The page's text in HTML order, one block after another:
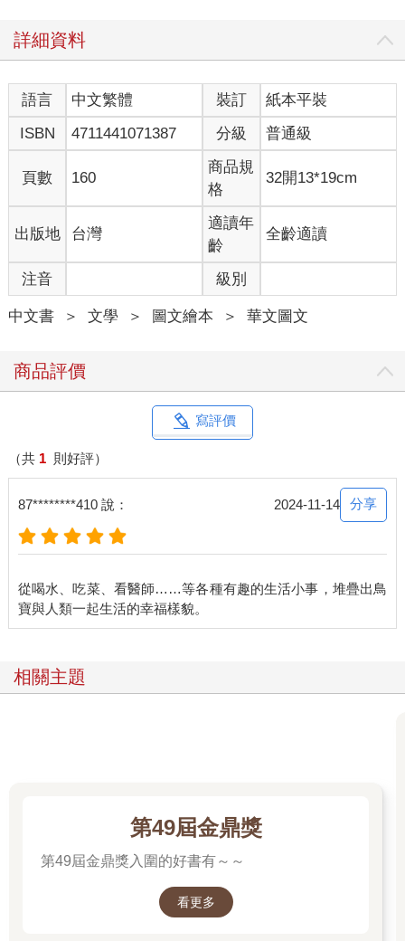
詳細資料
語言 中文繁體 裝訂
紙本平裝
ISBN
4711441071387 分級 普通級
頁數 160
商品規
格
32開13*19cm
出版地 台灣
適讀年
齡
全齡適讀
注音 級別
中文書 ＞ 文學 ＞ 圖文繪本 ＞ 華文圖文
商品評價
寫評價
（共 1 則好評）
87********410 說： 2024-11-14 分享
從喝水、吃菜、看醫師……等各種有趣的生活小事，堆疊出鳥
相關主題
第49屆金鼎獎
第49屆金鼎獎入圍的好書有～～
看更多